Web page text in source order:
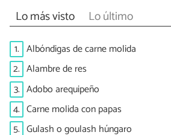
Lo más visto Lo último
1. Albóndigas de carne molida
2. Alambre de res
3. Adobo arequipeño
4. Carne molida con papas
5. Gulash o goulash húngaro